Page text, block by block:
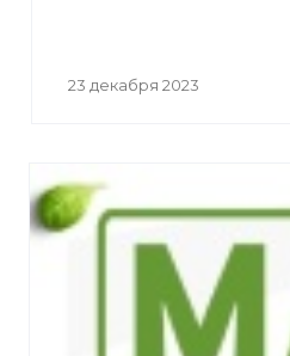
23 декабря 2023